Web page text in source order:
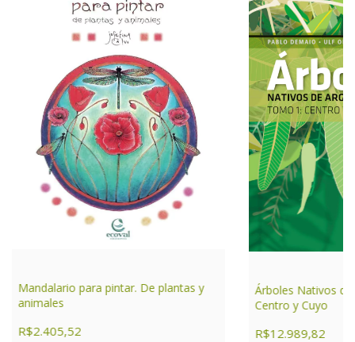
Mandalario para pintar. De plantas y
animales
R$2.405,52
Árboles Nativos
Centro y Cuyo
R$12.989,82